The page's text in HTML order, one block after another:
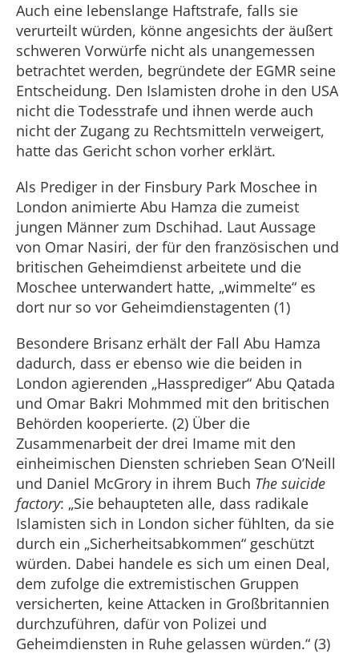
Auch eine lebenslange Haftstrafe, falls sie
verurteilt würden, könne angesichts der äußert
schweren Vorwürfe nicht als unangemessen
betrachtet werden, begründete der EGMR seine
Entscheidung. Den Islamisten drohe in den USA
nicht die Todesstrafe und ihnen werde auch
nicht der Zugang zu Rechtsmitteln verweigert,
hatte das Gericht schon vorher erklärt.
Als Prediger in der Finsbury Park Moschee in
London animierte Abu Hamza die zumeist
jungen Männer zum Dschihad. Laut Aussage
von Omar Nasiri, der für den französischen und
britischen Geheimdienst arbeitete und die
Moschee unterwandert hatte, „wimmelte“ es
dort nur so vor Geheimdienstagenten (1)
Besondere Brisanz erhält der Fall Abu Hamza
dadurch, dass er ebenso wie die beiden in
London agierenden „Hassprediger“ Abu Qatada
und Omar Bakri Mohmmed mit den britischen
Behörden kooperierte. (2) Über die
Zusammenarbeit der drei Imame mit den
einheimischen Diensten schrieben Sean O’Neill
und Daniel McGrory in ihrem Buch The suicide
factory: „Sie behaupteten alle, dass radikale
Islamisten sich in London sicher fühlten, da sie
durch ein „Sicherheitsabkommen“ geschützt
würden. Dabei handele es sich um einen Deal,
dem zufolge die extremistischen Gruppen
versicherten, keine Attacken in Großbritannien
durchzuführen, dafür von Polizei und
Geheimdiensten in Ruhe gelassen würden.“ (3)